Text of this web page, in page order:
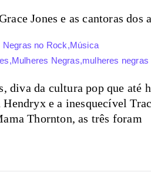
Negras no Rock,Música
,Mulheres Negras,mulheres negras
diva da cultura pop que
e a inesquecível
Thornton, as três foram